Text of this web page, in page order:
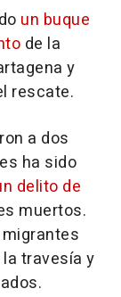
un buque
de la
y
rescate.
a dos
ha sido
delito de
muertos.
travesía y